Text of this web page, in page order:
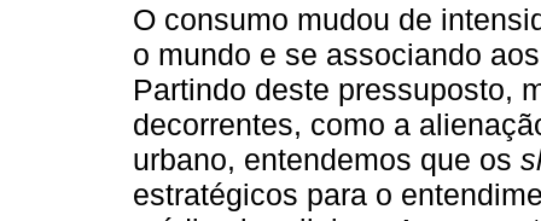
O consumo mudou de
o mundo e se associando
Partindo deste pressuposto,
decorrentes, como a
urbano, entendemos que os
estratégicos para o